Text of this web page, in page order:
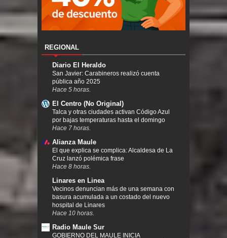
REGIONAL
Diario El Heraldo
San Javier: Carabineros realizó cuenta
pública año 2025
Hace 5 horas.
El Centro (No Original)
Talca y otras ciudades activan Código Azul
por bajas temperaturas hasta el domingo
Hace 7 horas.
Alianza Maule
El que explica se complica: Alcaldesa de La
Cruz lanzó polémica frase
Hace 8 horas.
Linares en Linea
Vecinos denuncian más de una semana con
basura acumulada a un costado del nuevo
hospital de Linares
Hace 10 horas.
Radio Maule Sur
GOBIERNO DEL MAULE INICIA